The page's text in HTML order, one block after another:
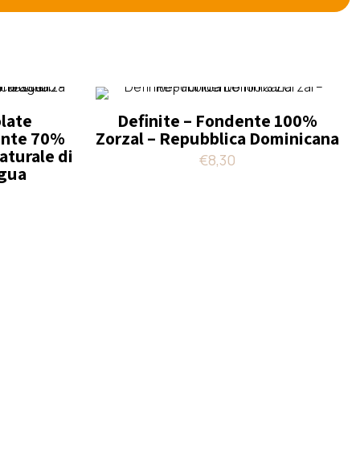
70%
di
Definite – Fondente 100%
Zorzal – Repubblica Dominicana
€8,30